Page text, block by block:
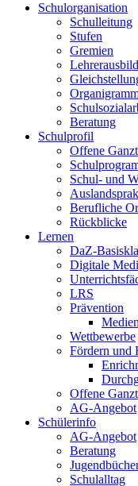
Schulorganisation
Schulleitung
Stufen
Gremien
Beratung
Schulprofil
Offene
Schul- und
Berufliche
Rückblicke
Lernen
DaZ-
Digitale
LRS
Prävention
Wettbewerbe
Fördern und
Offene
AG-Angebot
Schülerinfo
AG-Angebot
Beratung
Schulalltag